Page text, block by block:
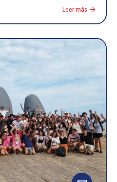
Leer más